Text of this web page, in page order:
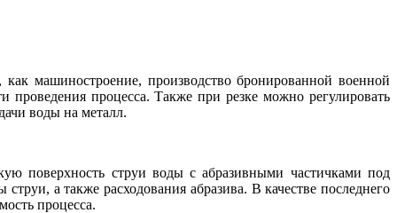
машиностроение, производство бронированной военной
проведения процесса. Также при резке можно регулировать
воды на металл.
поверхность струи воды с абразивными частичками под
а также расходования абразива. В качестве последнего
процесса.